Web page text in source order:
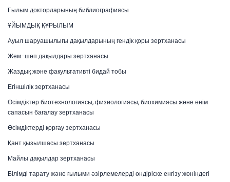
Ғылым докторларының библиографиясы
ҰЙЫМДЫҚ ҚҰРЫЛЫМ
Ауыл шаруашылығы дақылдарының гендік қоры зертханасы
Жем-шөп дақылдары зертханасы
Жаздық және факультативті бидай тобы
Егіншілік зертханасы
Өсімдіктер биотехнологиясы, физиологиясы, биохимиясы және өнім
сапасын бағалау зертханасы
Өсімдіктерді қорғау зертханасы
Қант қызылшасы зертханасы
Майлы дақылдар зертханасы
Білімді тарату және ғылыми әзірлемелерді өндіріске енгізу жөніндегі